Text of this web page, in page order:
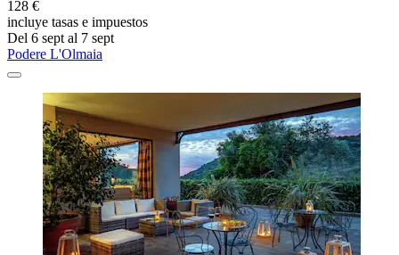
128 €
incluye tasas e impuestos
Del 6 sept al 7 sept
Podere L'Olmaia